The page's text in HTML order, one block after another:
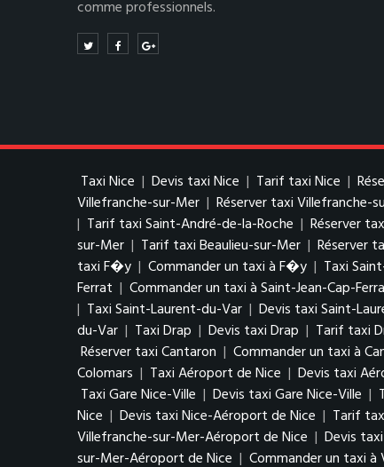
comme professionnels.
Taxi Nice | Devis taxi Nice | Tarif taxi Nice |
Villefranche-sur-Mer | Réserver taxi Villefranche-
| Tarif taxi Saint-André-de-la-Roche | Réserver
sur-Mer | Tarif taxi Beaulieu-sur-Mer | Réserver
taxi F�y | Commander un taxi à F�y | Taxi
Ferrat | Commander un taxi à Saint-Jean-Cap-
| Taxi Saint-Laurent-du-Var | Devis taxi Saint-
du-Var | Taxi Drap | Devis taxi Drap | Tarif taxi
Réserver taxi Cantaron | Commander un taxi à
Colomars | Taxi Aéroport de Nice | Devis taxi
Taxi Gare Nice-Ville | Devis taxi Gare Nice-Ville |
Nice | Devis taxi Nice-Aéroport de Nice | Tarif
Villefranche-sur-Mer-Aéroport de Nice | Devis
sur-Mer-Aéroport de Nice | Commander un taxi